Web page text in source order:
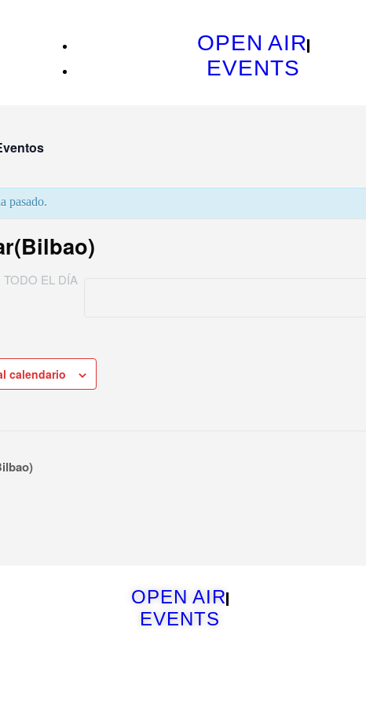
OPEN AIR
EVENTS
pasado.
TODO EL DÍA
calendario
OPEN AIR
EVENTS